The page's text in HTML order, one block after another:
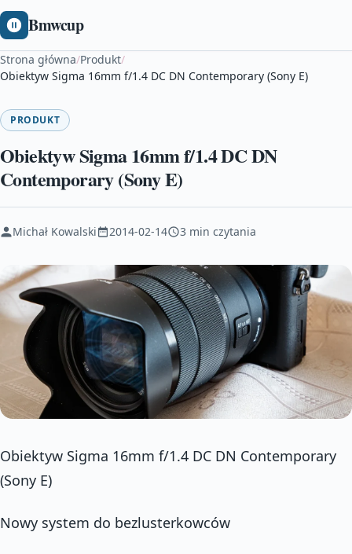
Bmwcup
Strona główna/Produkt/
Obiektyw Sigma 16mm f/1.4 DC DN Contemporary (Sony E)
PRODUKT
Obiektyw Sigma 16mm f/1.4 DC DN
Contemporary (Sony E)
Michał Kowalski 2014-02-14 3 min czytania
Obiektyw Sigma 16mm f/1.4 DC DN Contemporary
(Sony E)
Nowy system do bezlusterkowców